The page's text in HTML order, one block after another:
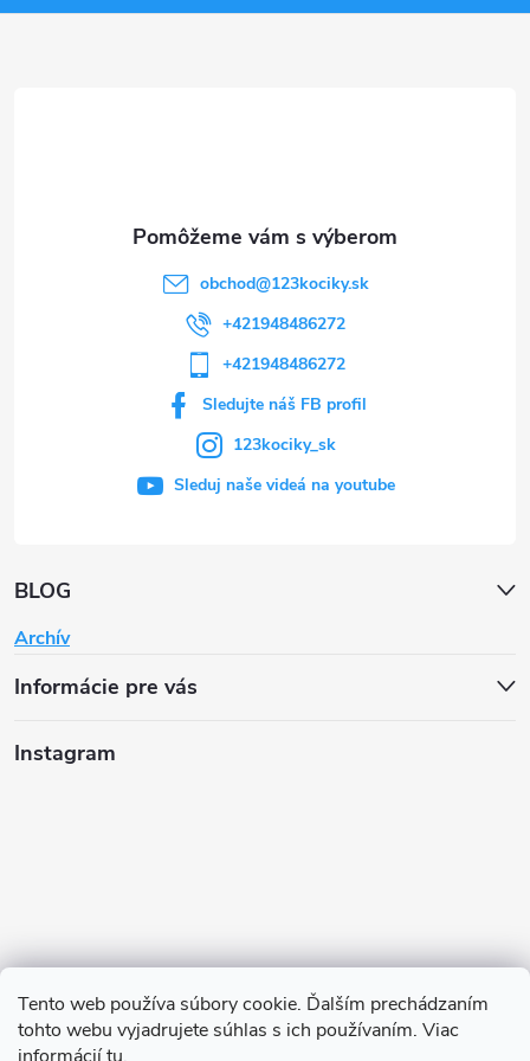
Tento web používa súbory cookie. Ďalším prechádzaním
tohto webu vyjadrujete súhlas s ich používaním. Viac
BLOG
Archív
Informácie pre vás
obchod@123kociky.sk
+421948486272
+421948486272
Sledujte náš FB profil
123kociky_sk
Sleduj naše videá na youtube
Instagram